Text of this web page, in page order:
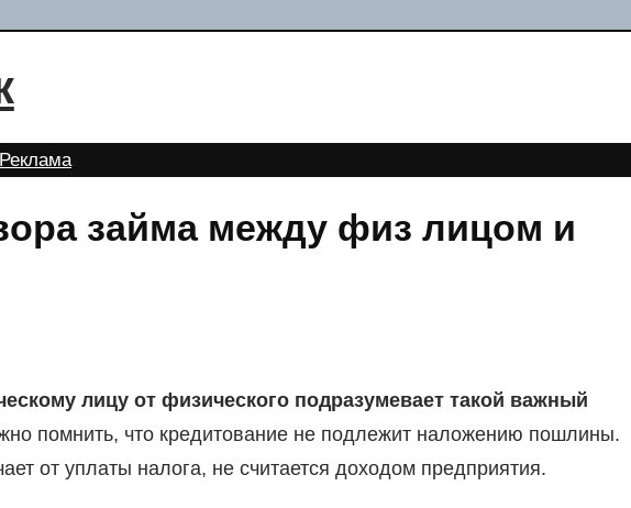
Реклама
займа между физ лицом и
лицу от физического подразумевает такой важный
помнить, что кредитование не подлежит наложению пошлины.
от уплаты налога, не считается доходом предприятия.